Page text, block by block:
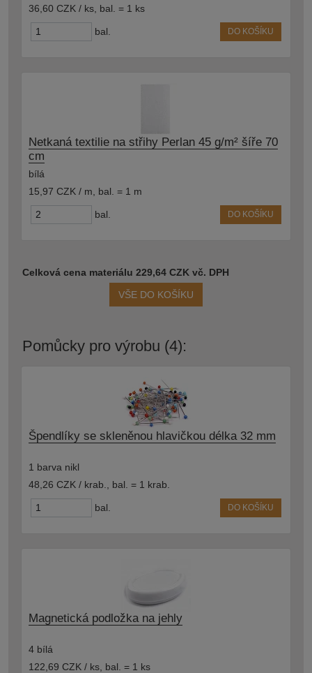
36,60 CZK / ks bal. = 1 ks
bal. DO KOŠÍKU
Netkaná textilie na střihy Perlan 45 g/m² šíře 70
cm
bílá
15,97 CZK / m
bal. = 1 m
bal. DO KOŠÍKU
Celková cena materiálu 229,64 CZK vč. DPH
VŠE DO KOŠÍKU
Pomůcky pro výrobu (4):
Špendlíky se skleněnou hlavičkou délka 32 mm
1 barva nikl
48,26 CZK / krab.
bal. = 1 krab.
bal. DO KOŠÍKU
Magnetická podložka na jehly
4 bílá
122,69 CZK / ks bal. = 1 ks